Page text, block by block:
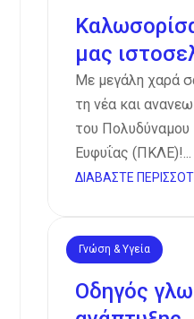
μας
Με μεγάλη χαρά
τη νέα και
του Πολυδύναμου
Ευφυΐας (ΠΚΛΕ)!...
ΔΙΑΒΆΣΤΕ
Γνώση & Υγεία
Οδηγός
Φεβ 2, 2025